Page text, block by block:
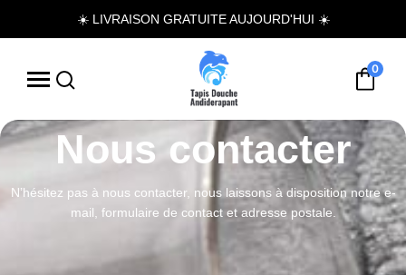
☀️ LIVRAISON GRATUITE AUJOURD'HUI ☀️
0
Nous contacter
N’hésitez pas à nous contacter, nous laissons à disposition notre e-
mail, formulaire de contact et adresse postale.